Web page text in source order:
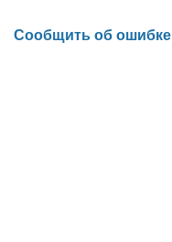
Сообщить об ошибке